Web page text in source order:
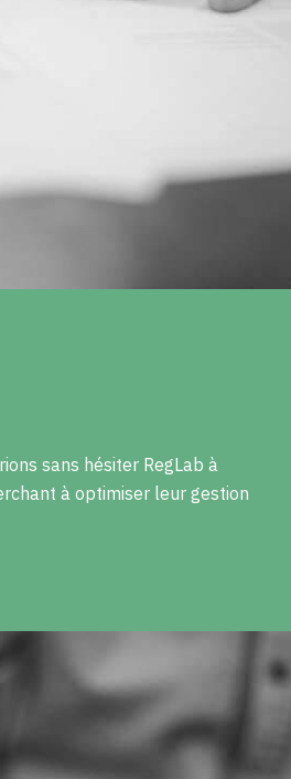
sans hésiter RegLab à
à optimiser leur gestion